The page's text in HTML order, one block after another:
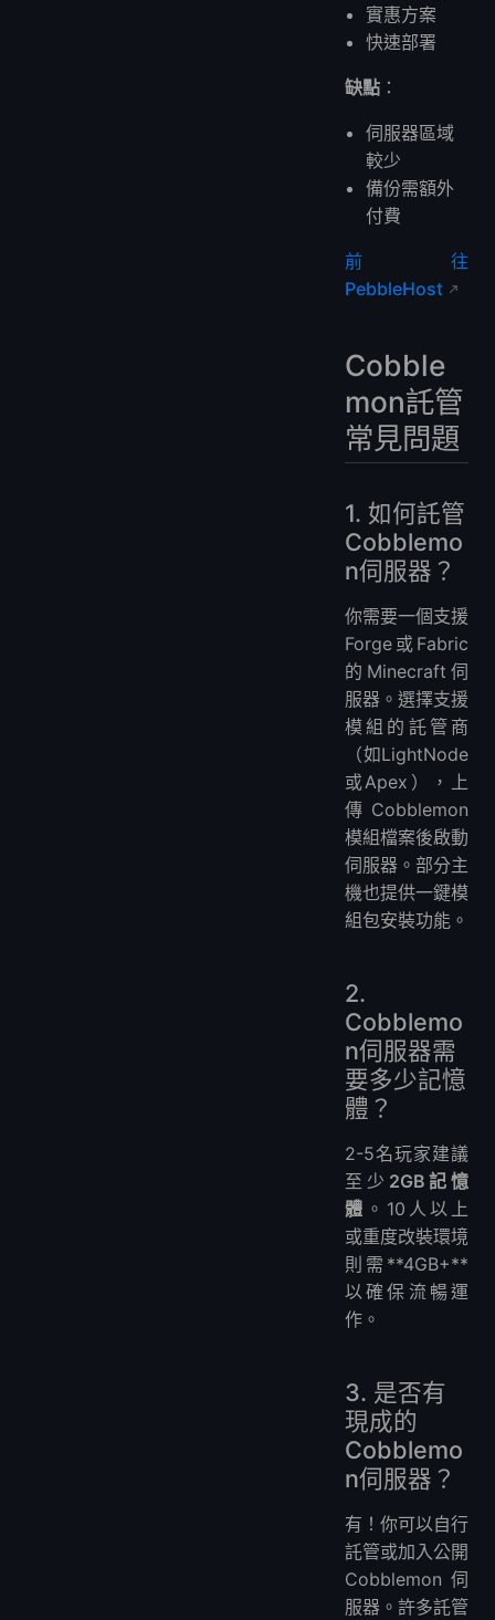
實惠方案
快速部署
缺點 ：
伺服器區域
較少
備份需額外
付費
前往
PebbleHost
Cobble
mon託管
常見問題
1. 如何託管
Cobblemo
n伺服器？
你需要一個支援
Forge或Fabric
的Minecraft伺
服器。選擇支援
模組的託管商
（如LightNode
或Apex），上
傳Cobblemon
模組檔案後啟動
伺服器。部分主
機也提供一鍵模
組包安裝功能。
2.
Cobblemo
n伺服器需
要多少記憶
體？
2-5名玩家建議
至少 2GB記憶
體 。10人以上
或重度改裝環境
則需**4GB+**
以確保流暢運
作。
3. 是否有
現成的
Cobblemo
n伺服器？
有！你可以自行
託管或加入公開
Cobblemon伺
服器。許多託管